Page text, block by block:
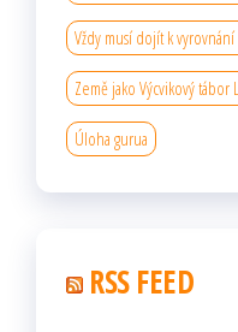
Vždy musí dojít k
Země jako Výcvikový tábor
Úloha gurua
RSS FEED